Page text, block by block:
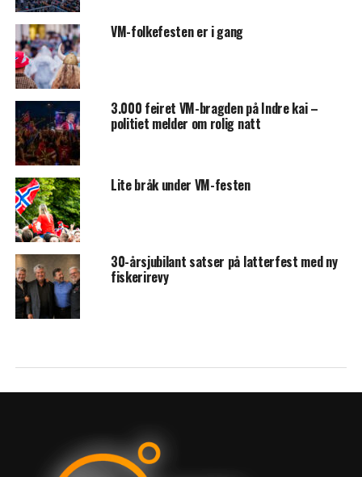
VM-folkefesten er i gang
3.000 feiret VM-bragden på Indre kai –
politiet melder om rolig natt
Lite bråk under VM-festen
30-årsjubilant satser på latterfest med ny
fiskerirevy